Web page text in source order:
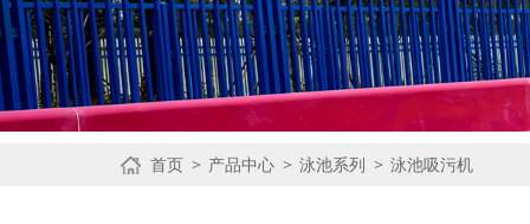
首页 产品中心 泳池系列 泳池吸污机